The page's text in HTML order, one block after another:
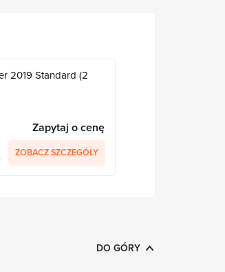
2019 Standard (2
Zapytaj o cenę
ZOBACZ SZCZEGÓŁY
DO GÓRY